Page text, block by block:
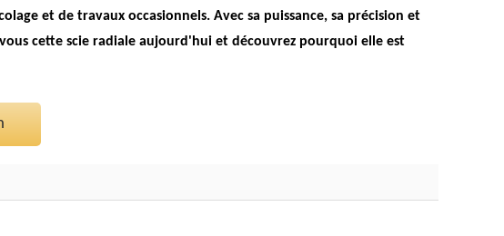
et de travaux occasionnels. Avec sa puissance, sa précision et
cette scie radiale aujourd'hui et découvrez pourquoi elle est